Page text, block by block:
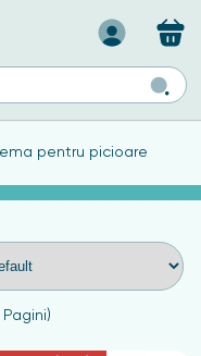
mixtpentru picioare